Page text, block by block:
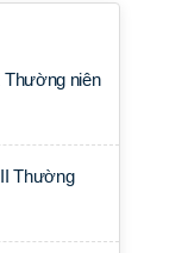
Thường niên
Thường